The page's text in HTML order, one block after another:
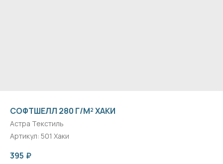
СОФТШЕЛЛ 280 Г/М² ХАКИ
Астра Текстиль
Артикул: 501 Хаки
395 ₽